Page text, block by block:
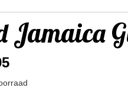
Jamaica